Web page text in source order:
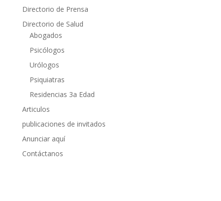
Directorio de Prensa
Directorio de Salud
Abogados
Psicólogos
Urólogos
Psiquiatras
Residencias 3a Edad
Articulos
publicaciones de invitados
Anunciar aquí
Contáctanos